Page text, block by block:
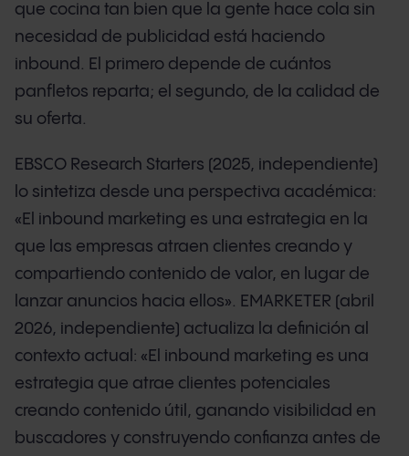
que cocina tan bien que la gente hace cola sin
necesidad de publicidad está haciendo
inbound. El primero depende de cuántos
panfletos reparta; el segundo, de la calidad de
su oferta.
EBSCO Research Starters (2025, independiente)
lo sintetiza desde una perspectiva académica:
«El inbound marketing es una estrategia en la
que las empresas atraen clientes creando y
compartiendo contenido de valor, en lugar de
lanzar anuncios hacia ellos». EMARKETER (abril
2026, independiente) actualiza la definición al
contexto actual: «El inbound marketing es una
estrategia que atrae clientes potenciales
creando contenido útil, ganando visibilidad en
buscadores y construyendo confianza antes de